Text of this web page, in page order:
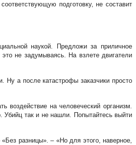
подготовку, не составит
наукой. Предложи за приличное
не задумываясь. На взлете двигатели
Ну а после катастрофы заказчики просто
воздействие на человеческий организм.
Убийц так и не нашли. Попытайтесь выйти
разницы». – «Но для этого, наверное,